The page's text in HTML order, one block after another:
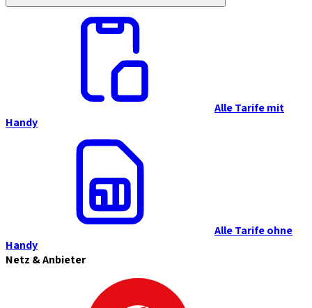
Alle Tarife mit
Handy
Alle Tarife ohne
Handy
Netz & Anbieter